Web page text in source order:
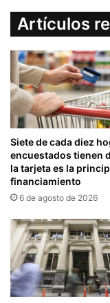
Artículos
Siete de cada diez
encuestados tienen
la tarjeta es la
financiamiento
6 de agosto de 2026